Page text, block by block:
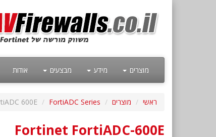
מוצרים מידע מבצעים אודות
ראשי מוצרים FortiADC Series
600E
Fortinet FortiADC-600E